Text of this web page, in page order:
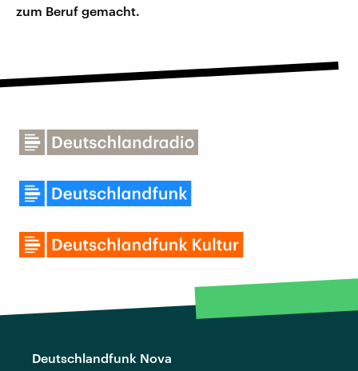
zum Beruf gemacht.
Deutschlandfunk Nova